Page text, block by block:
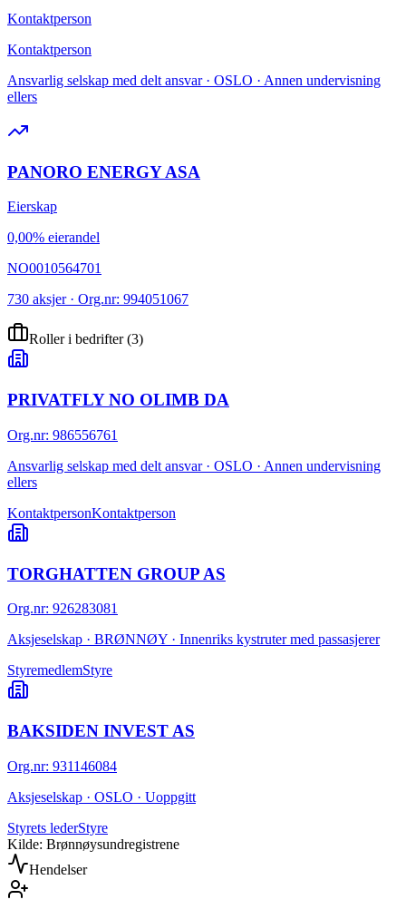
Kontaktperson
Kontaktperson
Ansvarlig selskap med delt ansvar · OSLO · Annen undervisning
ellers
PANORO ENERGY ASA
Eierskap
0,00% eierandel
NO0010564701
730 aksjer · Org.nr: 994051067
Roller i bedrifter(3)
PRIVATFLY NO OLIMB DA
Org.nr: 986556761
Ansvarlig selskap med delt ansvar · OSLO · Annen undervisning
ellers
KontaktpersonKontaktperson
TORGHATTEN GROUP AS
Org.nr: 926283081
Aksjeselskap · BRØNNØY · Innenriks kystruter med passasjerer
StyremedlemStyre
BAKSIDEN INVEST AS
Org.nr: 931146084
Aksjeselskap · OSLO · Uoppgitt
Styrets lederStyre
Kilde: Brønnøysundregistrene
Hendelser